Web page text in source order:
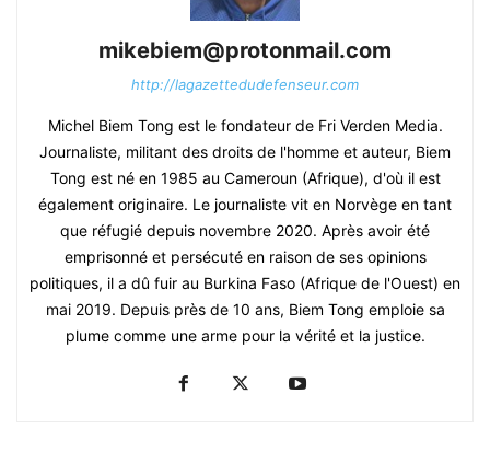
mikebiem@protonmail.com
http://lagazettedudefenseur.com
Michel Biem Tong est le fondateur de Fri Verden Media.
Journaliste, militant des droits de l'homme et auteur, Biem
Tong est né en 1985 au Cameroun (Afrique), d'où il est
également originaire. Le journaliste vit en Norvège en tant
que réfugié depuis novembre 2020. Après avoir été
emprisonné et persécuté en raison de ses opinions
politiques, il a dû fuir au Burkina Faso (Afrique de l'Ouest) en
mai 2019. Depuis près de 10 ans, Biem Tong emploie sa
plume comme une arme pour la vérité et la justice.